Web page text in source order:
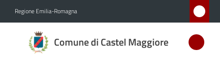
Regione Emilia-Romagna
Comune di Castel Maggiore
Comune
di Castel